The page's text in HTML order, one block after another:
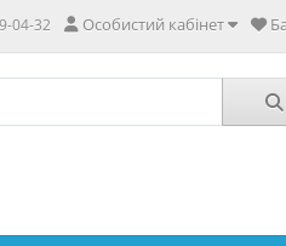
04-32 Особистий кабінет